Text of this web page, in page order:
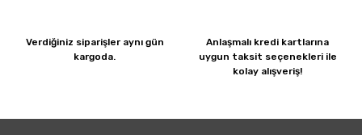
Verdiğiniz siparişler aynı gün
kargoda.
Anlaşmalı kredi kartlarına
uygun taksit seçenekleri ile
kolay alışveriş!